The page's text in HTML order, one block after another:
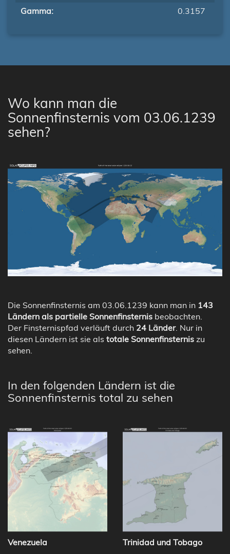
Gamma:
0.3157
Wo kann man die
Sonnenfinsternis vom 03.06.1239
sehen?
Die Sonnenfinsternis am 03.06.1239 kann man in 143
Ländern als partielle Sonnenfinsternis beobachten.
Der Finsternispfad verläuft durch 24 Länder. Nur in
diesen Ländern ist sie als totale Sonnenfinsternis zu
sehen.
In den folgenden Ländern ist die
Sonnenfinsternis total zu sehen
Venezuela Trinidad und Tobago